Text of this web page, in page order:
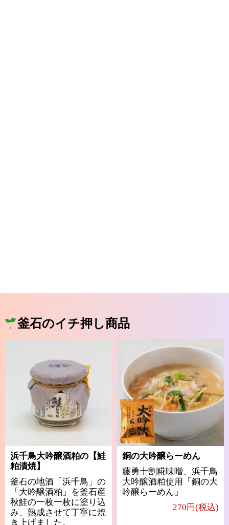
釜石のイチ押し商品
浜千鳥大吟醸酒粕の【鮭
粕漬焼】
釜石の地酒「浜千鳥」の
「大吟醸酒粕」を釜石産
秋鮭の一枚一枚に塗り込
み、熟成させて丁寧に焼
き上げました。
銅の大吟醸らーめん
藤勇十割糀味噌、浜千鳥
大吟醸酒粕使用「銅の大
吟醸らーめん」
270円(税込)